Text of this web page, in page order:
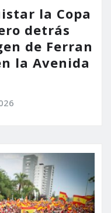
la Copa
detrás
de Ferran
la Avenida